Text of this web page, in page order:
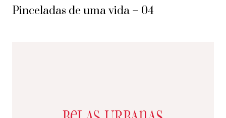
Pinceladas de uma vida – 04